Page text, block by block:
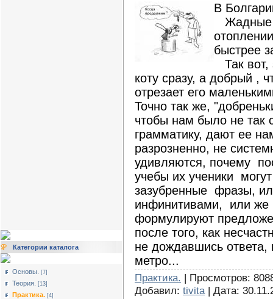
Категории каталога
Основы. [7]
Теория. [13]
Практика. [4]
В
Жадные
быстрее
Так вот,
коту сразу, а добрый ,
отрезает его
Точно так же,
чтобы нам было не так
грамматику, дают ее
разрозненно, не
удивляются, почему
учебы их ученики
зазубренные фразы,
инфинитивами, или же
формулируют
после того, как
не дождавшись ответа,
метро...
Практика. | Просмотров:
Добавил: tivita | Дата: